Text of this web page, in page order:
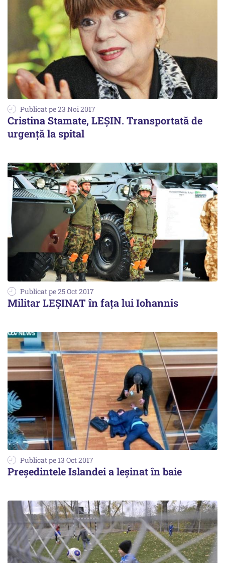
Publicat pe 23 Noi 2017
Cristina Stamate, LEȘIN. Transportată de
urgență la spital
Publicat pe 25 Oct 2017
Militar LEȘINAT în fața lui Iohannis
Publicat pe 13 Oct 2017
Președintele Islandei a leșinat în baie